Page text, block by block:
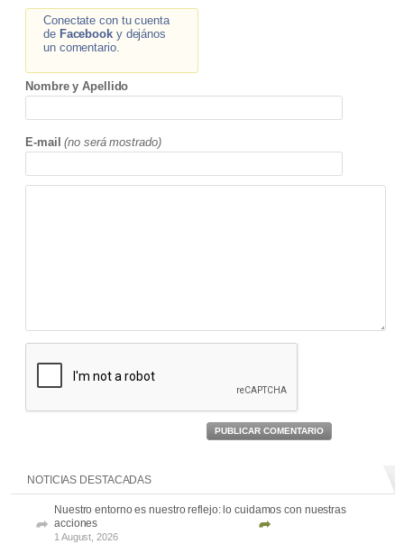
Conectate con tu cuenta
de Facebooky dejános
un comentario.
Nombre y Apellido
E-mail (no será mostrado)
PUBLICAR COMENTARIO
NOTICIAS DESTACADAS
Nuestro entorno es nuestro reflejo: lo cuidamos con nuestras
acciones
1 August, 2026